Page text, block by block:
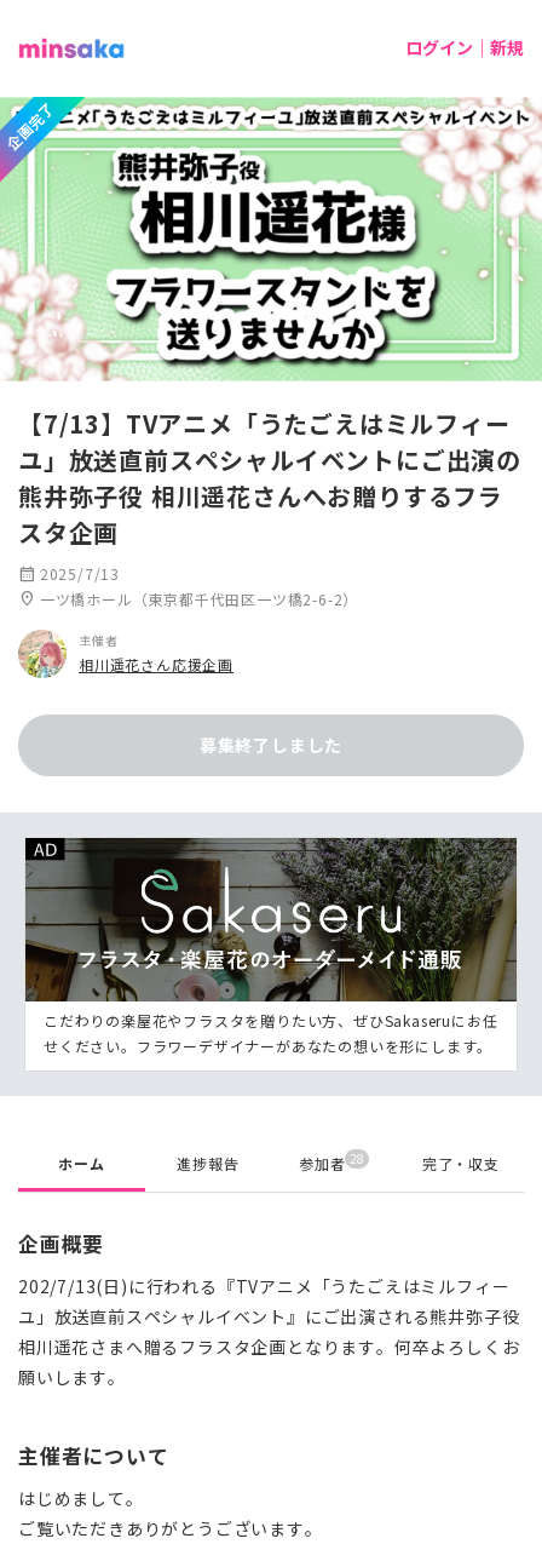
ログイン｜新規
企画完了
【7/13】TVアニメ「うたごえはミルフィー
ユ」放送直前スペシャルイベントにご出演の
熊井弥子役 相川遥花さんへお贈りするフラ
スタ企画
calendar_month 2025/7/13
location_on 一ツ橋ホール（東京都千代田区一ツ橋2-6-2）
主催者
相川遥花さん応援企画
募集終了しました
こだわりの楽屋花やフラスタを贈りたい方、ぜひSakaseruにお任
せください。フラワーデザイナーがあなたの想いを形にします。
ホーム 進捗報告 参加者 28 完了・収支
企画概要
202/7/13(日)に行われる『TVアニメ「うたごえはミルフィー
ユ」放送直前スペシャルイベント』にご出演される熊井弥子役
相川遥花さまへ贈るフラスタ企画となります。何卒よろしくお
願いします。
主催者について
はじめまして。
ご覧いただきありがとうございます。